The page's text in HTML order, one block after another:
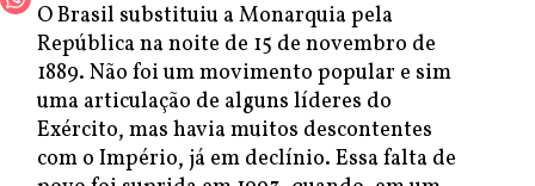
O Brasil substituiu a Monarquia pela
República na noite de 15 de novembro de
1889. Não foi um movimento popular e sim
uma articulação de alguns líderes do
Exército, mas havia muitos descontentes
com o Império, já em declínio. Essa falta de